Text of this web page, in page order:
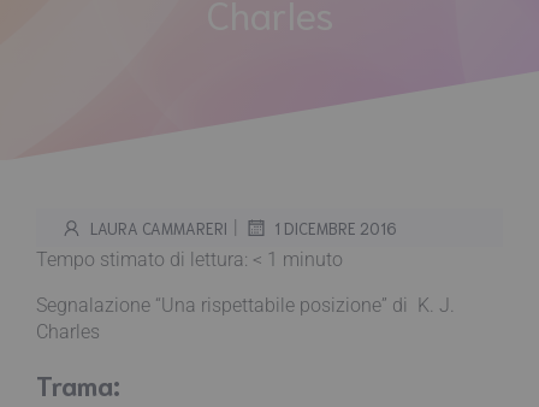
LAURA CAMMARERI | 1 DICEMBRE 2016
Tempo stimato di lettura: < 1 minuto
Segnalazione “Una rispettabile posizione” di K. J.
Charles
Trama: